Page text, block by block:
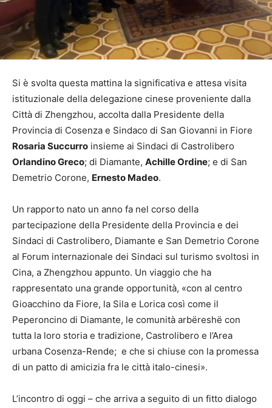
Si è svolta questa mattina la significativa e attesa visita
istituzionale della delegazione cinese proveniente dalla
Città di Zhengzhou, accolta dalla Presidente della
Provincia di Cosenza e Sindaco di San Giovanni in Fiore
Rosaria Succurro insieme ai Sindaci di Castrolibero
Orlandino Greco; di Diamante, Achille Ordine; e di San
Demetrio Corone, Ernesto Madeo.
Un rapporto nato un anno fa nel corso della
partecipazione della Presidente della Provincia e dei
Sindaci di Castrolibero, Diamante e San Demetrio Corone
al Forum internazionale dei Sindaci sul turismo svoltosi in
Cina, a Zhengzhou appunto. Un viaggio che ha
rappresentato una grande opportunità, «con al centro
Gioacchino da Fiore, la Sila e Lorica così come il
Peperoncino di Diamante, le comunità arbëreshë con
tutta la loro storia e tradizione, Castrolibero e l’Area
urbana Cosenza-Rende; e che si chiuse con la promessa
di un patto di amicizia fra le città italo-cinesi».
L’incontro di oggi – che arriva a seguito di un fitto dialogo